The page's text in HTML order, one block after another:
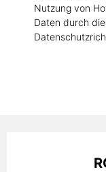
Nutzung von
Daten durch